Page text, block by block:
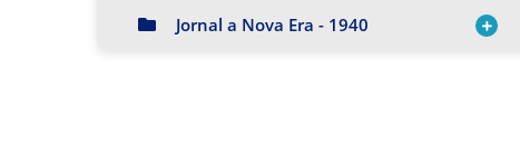
Jornal a Nova Era - 1940